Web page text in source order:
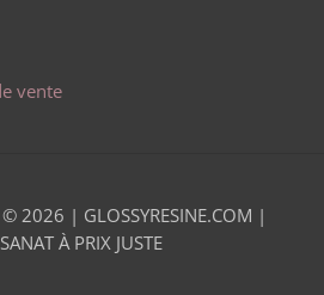
vente
© 2026 | GLOSSYRESINE.COM |
À PRIX JUSTE